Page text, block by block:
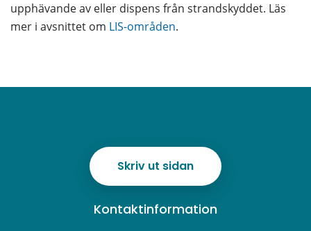
upphävande av eller dispens från strandskyddet. Läs
mer i avsnittet om LIS-områden.
Skriv ut sidan
Kontaktinformation